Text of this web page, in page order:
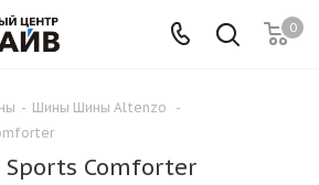
0
- Шины Шины Altenzo
-
Comforter